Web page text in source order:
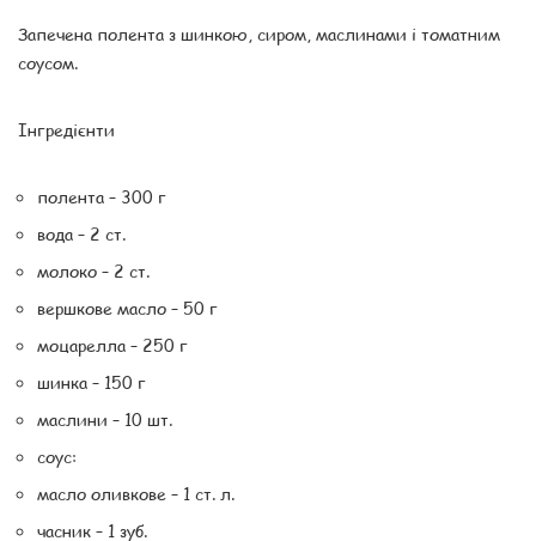
Запечена полента з шинкою, сиром, маслинами і томатним
соусом.
Інгредієнти
полента – 300 г
вода – 2 ст.
молоко – 2 ст.
вершкове масло – 50 г
моцарелла – 250 г
шинка – 150 г
маслини – 10 шт.
соус:
масло оливкове – 1 ст. л.
часник – 1 зуб.